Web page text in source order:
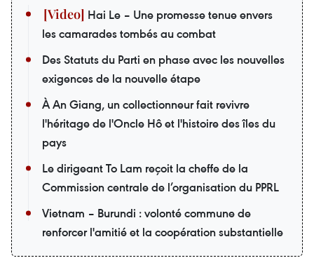
Hai Le – Une promesse tenue envers
les camarades tombés au combat
Des Statuts du Parti en phase avec les nouvelles
exigences de la nouvelle étape
À An Giang, un collectionneur fait revivre
l'héritage de l'Oncle Hô et l'histoire des îles du
pays
Le dirigeant To Lam reçoit la cheffe de la
Commission centrale de l’organisation du PPRL
Vietnam – Burundi : volonté commune de
renforcer l'amitié et la coopération substantielle